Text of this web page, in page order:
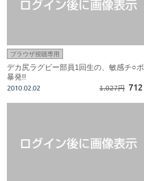
ブラウザ視聴専用
デカ尻ラグビー部員1回生の、敏感チ○ポ
暴発!!
2010.02.02 1,027円 712